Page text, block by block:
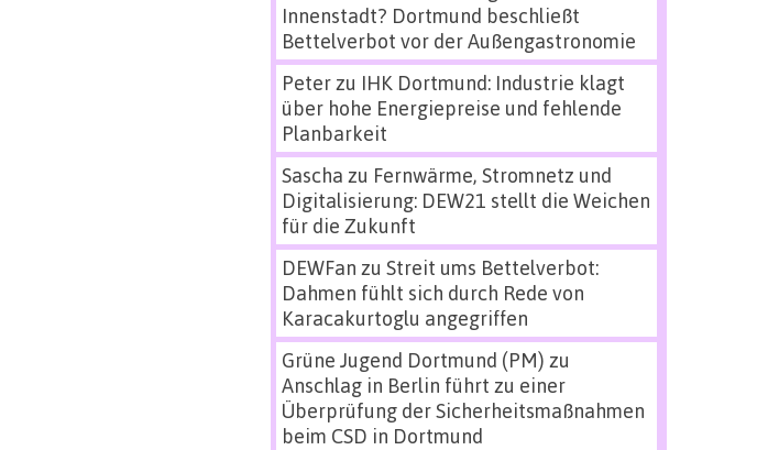
Innenstadt? Dortmund beschließt
Bettelverbot vor der Außengastronomie
Peterzu IHK Dortmund: Industrie klagt
über hohe Energiepreise und fehlende
Planbarkeit
Sascha zu Fernwärme, Stromnetz und
Digitalisierung: DEW21 stellt die Weichen
für die Zukunft
DEWFan zu Streit ums Bettelverbot:
Dahmen fühlt sich durch Rede von
Karacakurtoglu angegriffen
Grüne Jugend Dortmund (PM) zu
Anschlag in Berlin führt zu einer
Überprüfung der Sicherheitsmaßnahmen
beim CSD in Dortmund